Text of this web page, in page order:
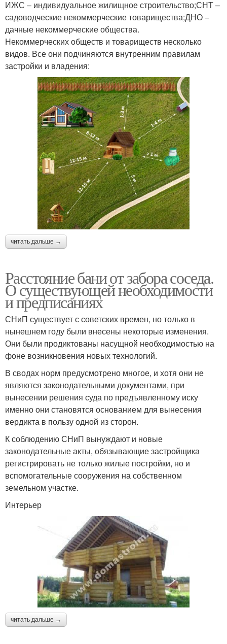
ИЖС – индивидуальное жилищное строительство;СНТ –
садоводческие некоммерческие товарищества;ДНО –
дачные некоммерческие общества.
Некоммерческих обществ и товариществ несколько
видов. Все они подчиняются внутренним правилам
застройки и владения:
читать дальше →
Расстояние бани от забора соседа.
О существующей необходимости
и предписаниях
СНиП существует с советских времен, но только в
нынешнем году были внесены некоторые изменения.
Они были продиктованы насущной необходимостью на
фоне возникновения новых технологий.
В сводах норм предусмотрено многое, и хотя они не
являются законодательными документами, при
вынесении решения суда по предъявленному иску
именно они становятся основанием для вынесения
вердикта в пользу одной из сторон.
К соблюдению СНиП вынуждают и новые
законодательные акты, обязывающие застройщика
регистрировать не только жилые постройки, но и
вспомогательные сооружения на собственном
земельном участке.
Интерьер
читать дальше →